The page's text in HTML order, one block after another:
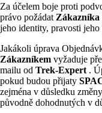
Za účelem boje proti
právo požádat Zákazníka
jeho identity, pravosti
Jakákoli úprava
Zákazníkem vyžaduje
mailu od Trek-Expert .
pokud budou přijaty
zejména v důsledku
původně dohodnutých v